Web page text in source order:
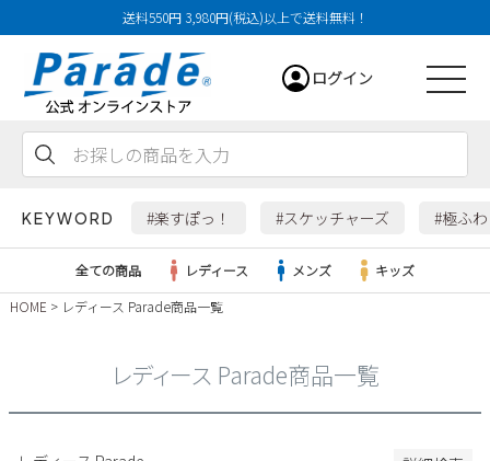
送料550円 3,980円(税込)以上で送料無料！
ログイン
KEYWORD #楽すぽっ！ #スケッチャーズ #極ふ
すべての商品
全ての商品 レディース メンズ
キッズ
HOME
レディース Parade商品一覧
レディース Parade商品一覧
29cm
29.5cm
31cm
32cm
特徴
防水・撥水
検索